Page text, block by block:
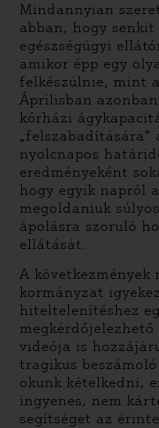
Mindannyian
abban, hogy senkit
egészségügyi
amikor épp egy
felkészülnie, mint
Áprilisban
kórházi
nyolcnapos
eredményeként
hogy egyik napról
megoldaniuk
ápolásra szoruló
ellátását.
A
kormányzat
hiteltelenítéshez
videója is
tragikus
okunk kételkedni,
ingyenes, nem
segítséget az